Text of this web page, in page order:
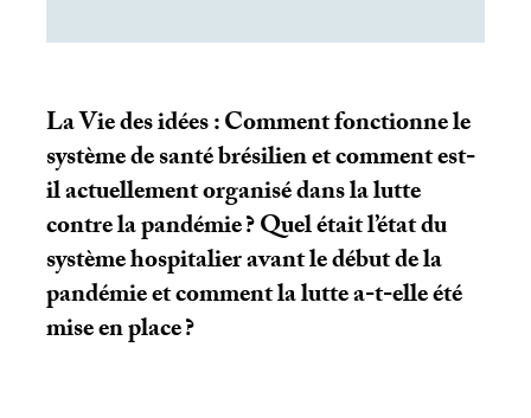
La Vie des idées : Comment fonctionne le
système de santé brésilien et comment est-
il actuellement organisé dans la lutte
contre la pandémie? Quel était l’état du
système hospitalier avant le début de la
pandémie et comment la lutte a-t-elle été
mise en place?